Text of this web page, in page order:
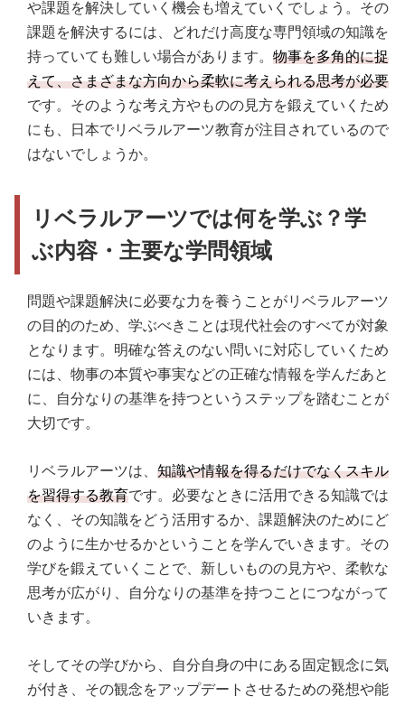
や課題を解決していく機会も増えていくでしょう。その
課題を解決するには、どれだけ高度な専門領域の知識を
持っていても難しい場合があります。 物事を多角的に捉
えて、さまざまな方向から柔軟に考えられる思考が必要
です。そのような考え方やものの見方を鍛えていくため
にも、日本でリベラルアーツ教育が注目されているので
はないでしょうか。
リベラルアーツでは何を学ぶ？学
ぶ内容・主要な学問領域
問題や課題解決に必要な力を養うことがリベラルアーツ
の目的のため、学ぶべきことは現代社会のすべてが対象
となります。明確な答えのない問いに対応していくため
には、物事の本質や事実などの正確な情報を学んだあと
に、自分なりの基準を持つというステップを踏むことが
大切です。
リベラルアーツは、 知識や情報を得るだけでなくスキル
を習得する教育です。必要なときに活用できる知識では
なく、その知識をどう活用するか、課題解決のためにど
のように生かせるかということを学んでいきます。その
学びを鍛えていくことで、新しいものの見方や、柔軟な
思考が広がり、自分なりの基準を持つことにつながって
いきます。
そしてその学びから、自分自身の中にある固定観念に気
が付き、その観念をアップデートさせるための発想や能